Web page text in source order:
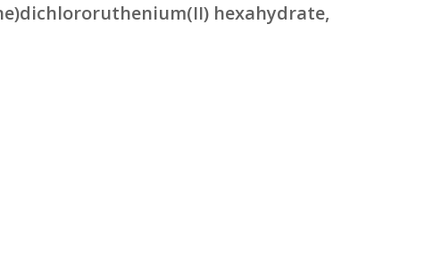
hexahydrate,